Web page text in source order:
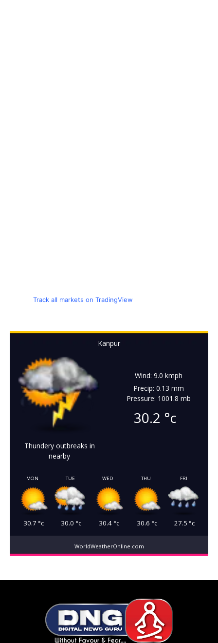
Track all markets on TradingView
Kanpur
Thundery outbreaks in
nearby
Wind: 9.0 kmph
Precip: 0.13 mm
Pressure: 1001.8 mb
30.2 °c
MON
30.7 °c
TUE
30.0 °c
WED
30.4°c
THU
30.6 °c
FRI
27.5 °c
WorldWeatherOnline.com